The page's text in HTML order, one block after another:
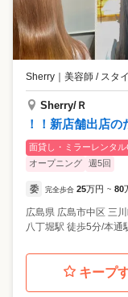
Sherry ｜ 美容師 / スタ
Sherry/Ｒ
！！新店舗出店
面貸し・ミラーレンタ
オープニング
週5回
委 完全歩合 25万円 ~ 80
広島県 広島市中区 三
八丁堀駅 徒歩5分/本通
キープ